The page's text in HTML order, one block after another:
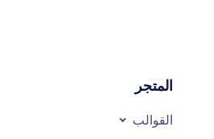
المتجر
القوالب